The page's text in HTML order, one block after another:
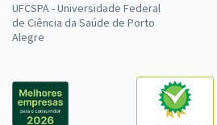
UFCSPA - Universidade Federal
de Ciência da Saúde de Porto
Alegre